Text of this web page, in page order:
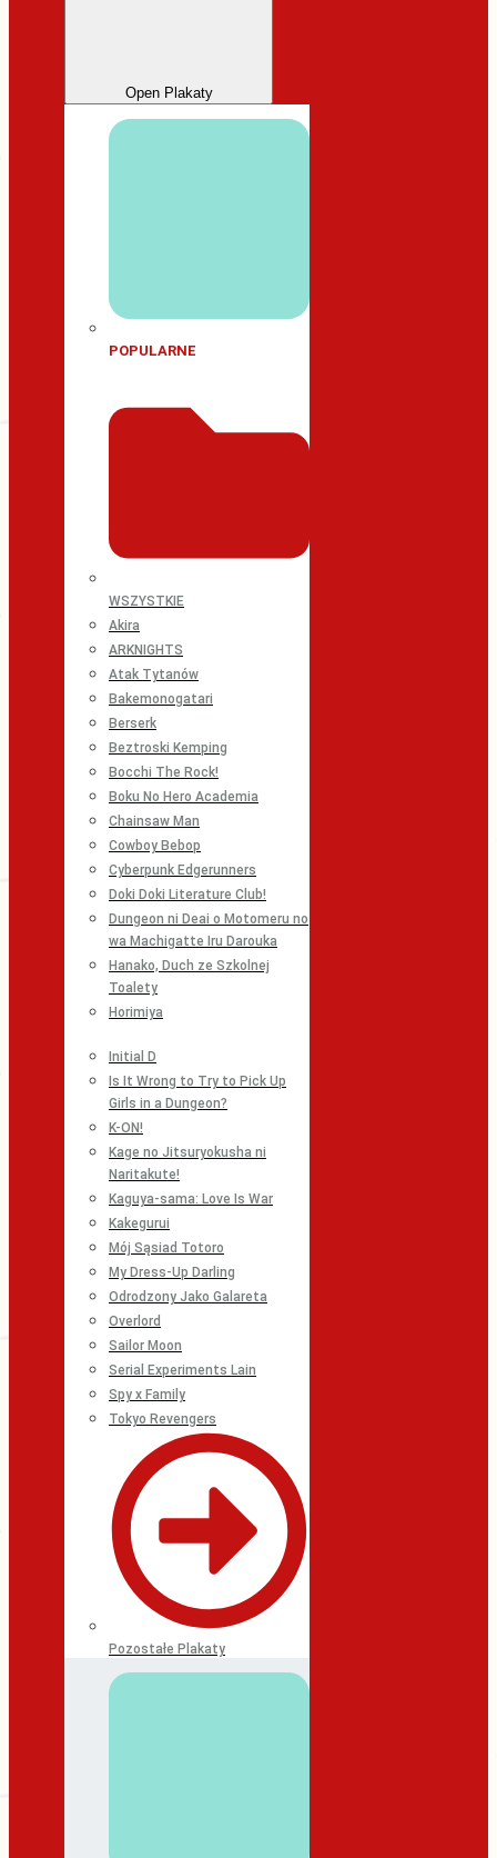
Open Plakaty
POPULARNE
WSZYSTKIE
Akira
ARKNIGHTS
Atak Tytanów
Bakemonogatari
Berserk
Beztroski Kemping
Bocchi The Rock!
Boku No Hero Academia
Chainsaw Man
Cowboy Bebop
Cyberpunk Edgerunners
Doki Doki Literature Club!
Dungeon ni Deai o Motomeru no
wa Machigatte Iru Darouka
Hanako, Duch ze Szkolnej
Toalety
Horimiya
Initial D
Is It Wrong to Try to Pick Up
Girls in a Dungeon?
K-ON!
Kage no Jitsuryokusha ni
Naritakute!
Kaguya-sama: Love Is War
Kakegurui
Mój Sąsiad Totoro
My Dress-Up Darling
Odrodzony Jako Galareta
Overlord
Sailor Moon
Serial Experiments Lain
Spy x Family
Tokyo Revengers
Pozostałe Plakaty